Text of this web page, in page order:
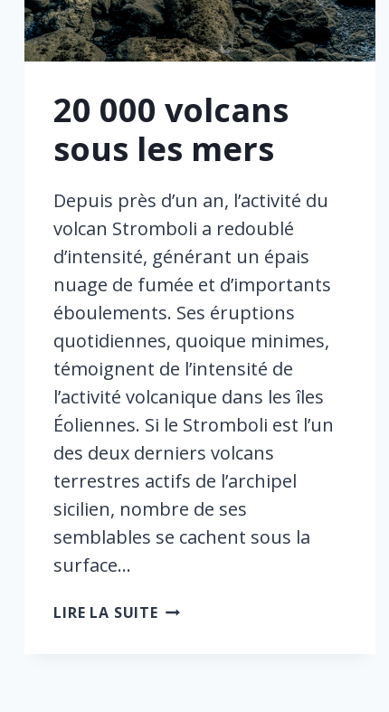
20 000 volcans
sous les mers
Depuis près d’un an, l’activité du
volcan Stromboli a redoublé
d’intensité, générant un épais
nuage de fumée et d’importants
éboulements. Ses éruptions
quotidiennes, quoique minimes,
témoignent de l’intensité de
l’activité volcanique dans les îles
Éoliennes. Si le Stromboli est l’un
des deux derniers volcans
terrestres actifs de l’archipel
sicilien, nombre de ses
semblables se cachent sous la
surface…
LIRE LA SUITE20